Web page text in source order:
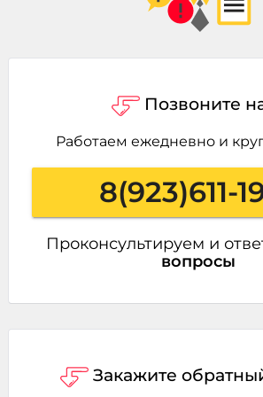
Позвоните
Работаем ежедневно и
8(923)611-
Проконсультируем и
вопросы
Закажите